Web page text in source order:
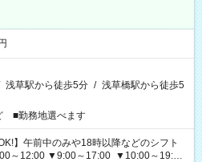
浅草駅から徒歩5分 / 浅草橋駅から徒歩5
■勤務地選べます
】午前中のみや18時以降などのシフト
～12:00 ▼9:00～17:00 ▼10:00～19:00